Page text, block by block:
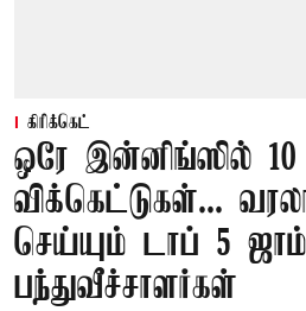
கிரிக்கெட்
ஒரே இன்னிங்ஸில் 10
விக்கெட்டுகள்...
செய்யும் டாப் 5
பந்துவீச்சாளர்கள்